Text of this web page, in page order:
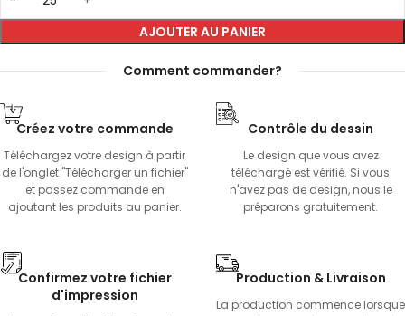
AJOUTER AU PANIER
Comment commander?
Créez votre commande
Téléchargez votre design à partir
de l'onglet "Télécharger un fichier"
et passez commande en
ajoutant les produits au panier.
Contrôle du dessin
Le design que vous avez
téléchargé est vérifié. Si vous
n'avez pas de design, nous le
préparons gratuitement.
Confirmez votre fichier
d'impression
Production & Livraison
La production commence lorsque